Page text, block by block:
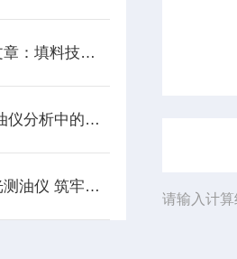
离子色谱柱专业文章：填料技术、性能调控及行业应用
蓝景科技 紫外测油仪分析中的质量控制关键环节解析
蓝景科技紫外分光测油仪 筑牢水质检测防线
请输入计